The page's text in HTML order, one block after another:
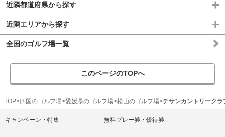
近隣都道府県から探す
近隣エリアから探す
全国のゴルフ場一覧
このページのTOPへ
TOP 四国のゴルフ場 愛媛県のゴルフ場 松山のゴルフ場 チサンカントリーク
キャンペーン・特集 無料プレー券・優待券